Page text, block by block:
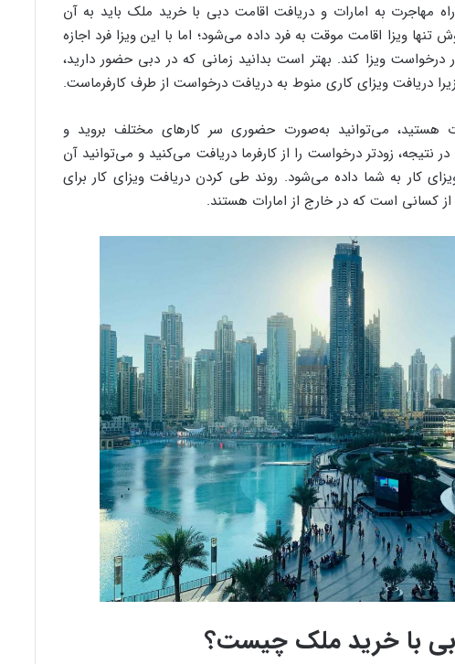
مهاجرت به امارات و دریافت اقامت دبی با خرید ملک باید به آن
ویزا اقامت موقت به فرد داده می‌شود؛ اما با این ویزا فرد اجازه
درخواست ویزا کند. بهتر است بدانید زمانی که در دبی حضور دارید،
دریافت ویزای کاری منوط به دریافت درخواست از طرف کارفرماست.
هستید، می‌توانید به‌صورت حضوری سر کارهای مختلف بروید و
نتیجه، زودتر درخواست را از کارفرما دریافت می‌کنید و می‌توانید آن
کار به شما داده می‌شود. روند طی کردن دریافت ویزای کار برای
کسانی است که در خارج از امارات هستند.
با خرید ملک چیست؟